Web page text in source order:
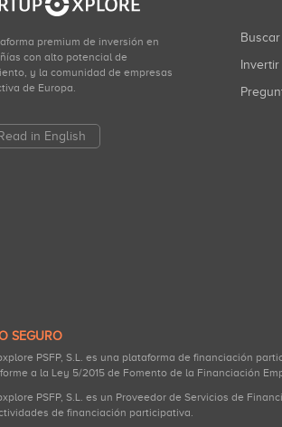
premium de inversión en
con alto potencial de
y la comunidad de empresas
de Europa.
in English
SEGURO
PSFP, S.L. es una plataforma de financiación
a la Ley 5/2015 de Fomento de la Financiación
PSFP, S.L. es un Proveedor de Servicios de
de financiación participativa.